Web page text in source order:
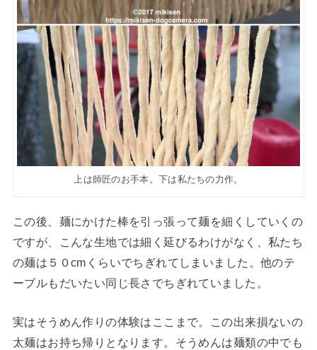
上は師匠のお手本。下は私たちの力作。
この後、麺にかけた棒を引っ張って麺を細くしていくの
ですが、こんな生地では細く延びるわけがなく、私たち
の麺は５０cmくらいでちぎれてしまいました。他のテ
ーブルもだいたい同じ長さでちぎれていました。
実はそうめん作りの体験はここまで。この出来損ないの
太麺はお持ち帰りとなります。そうめんは麺類の中でも